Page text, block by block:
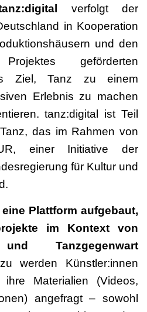
verfolgt der
in Kooperation
und den
geförderten
Ziel, Tanz zu einem
Erlebnis zu machen
tanz:digital ist Teil
das im Rahmen von
einer Initiative der
für Kultur und
Plattform aufgebaut,
im Kontext von
Tanzgegenwart
werden Künstler:innen
Materialien (Videos,
angefragt – sowohl